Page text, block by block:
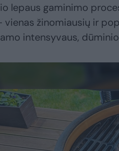
lepaus gaminimo
vienas žinomiausių ir
intensyvaus,